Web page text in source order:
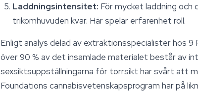
Laddningsintensitet: För mycket laddning och
trikomhuvuden kvar. Här spelar erfarenhet roll.
Enligt analys delad av extraktionsspecialister hos
över 90 % av det insamlade materialet består av
sexsiktsuppställningarna för torrsikt har svårt att
Foundations cannabisvetenskapsprogram har på